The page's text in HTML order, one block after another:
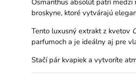
broskyne, ktoré vytvárajú
Tento luxusný extrakt z kvetov
parfumoch a je ideálny aj pre
Stačí pár kvapiek a vytvoríte